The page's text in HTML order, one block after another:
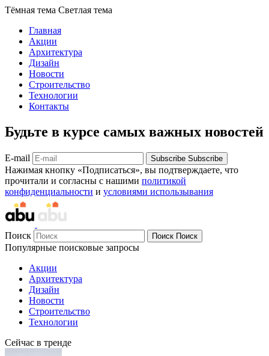
Тёмная тема Светлая тема
Главная
Акции
Архитектура
Дизайн
Новости
Строительство
Технологии
Контакты
Будьте в курсе самых важных новостей
E-mail Subscribe Subscribe
Нажимая кнопку «Подписаться», вы подтверждаете, что
прочитали и согласны с нашими политикой
конфиденциальности и условиями использывания
Поиск Поиск Поиск
Популярные поисковые запросы
Акции
Архитектура
Дизайн
Новости
Строительство
Технологии
Сейчас в тренде